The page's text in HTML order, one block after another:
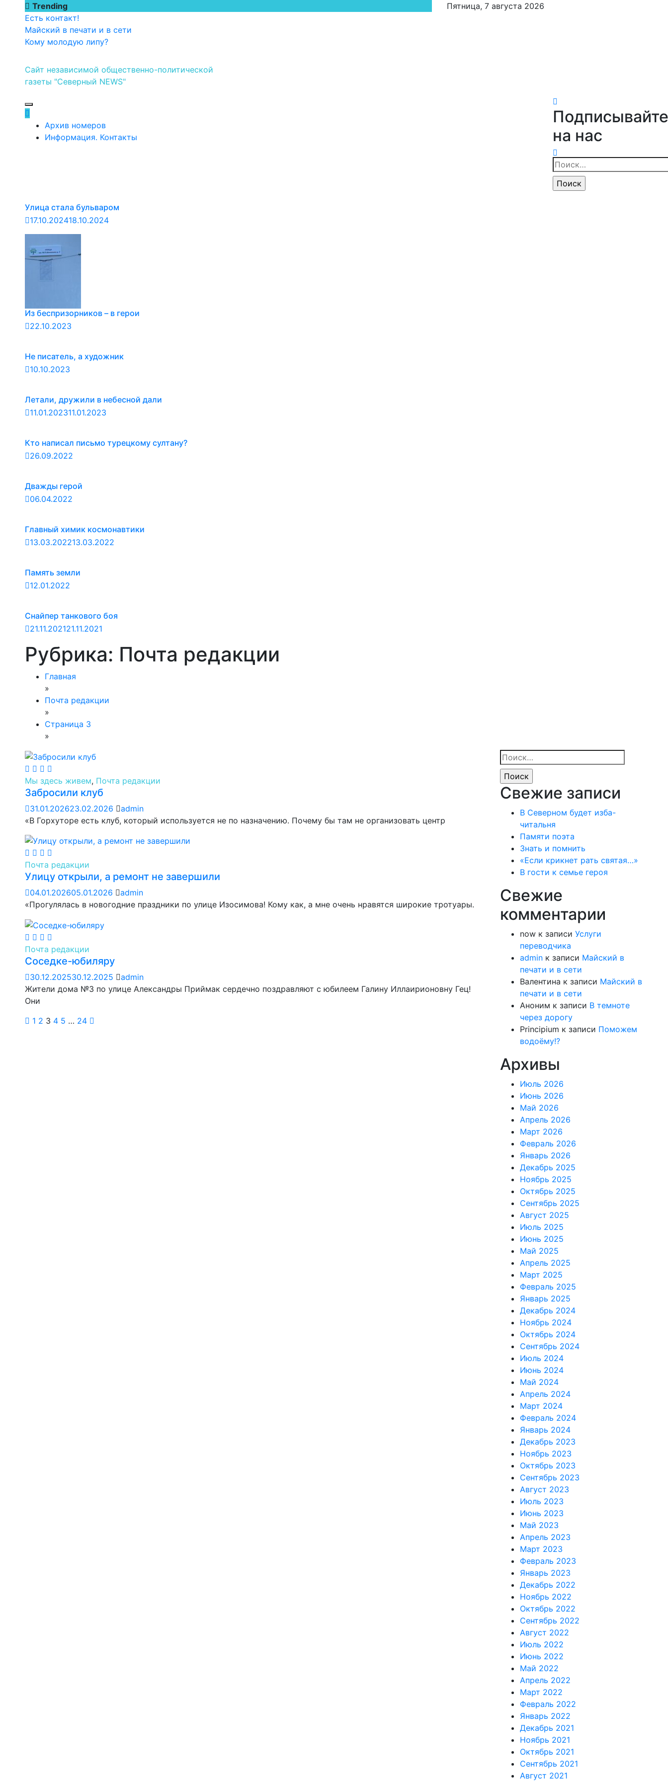
Перейти
содержимому
Trending
Есть контакт!
Майский в печати и в сети
Кому молодую липу?
Пятница, 7 августа 2026
Сайт независимой общественно-политической
газеты "Северный NEWS"
Архив номеров
Информация. Контакты
на нас
Найти:
Улица стала бульваром
17.10.202418.10.2024
Из беспризорников – в герои
22.10.2023
Не писатель, а художник
10.10.2023
Летали, дружили в небесной дали
11.01.202311.01.2023
Кто написал письмо турецкому султану?
26.09.2022
Дважды герой
06.04.2022
Главный химик космонавтики
13.03.202213.03.2022
Память земли
12.01.2022
Снайпер танкового боя
21.11.202121.11.2021
Рубрика: Почта редакции
Главная
»
Почта редакции
»
Страница 3
»
Мы здесь живем, Почта редакции
Забросили клуб
31.01.202623.02.2026
admin
«В Горхуторе есть клуб, который используется не по назначению. Почему бы там не организовать центр
Почта редакции
Улицу открыли, а ремонт не завершили
04.01.202605.01.2026
admin
«Прогулялась в новогодние праздники по улице Изосимова! Кому как, а мне очень нравятся широкие тротуары.
Почта редакции
Соседке-юбиляру
30.12.202530.12.2025
admin
Жители дома №3 по улице Александры Приймак сердечно поздравляют с юбилеем Галину Иллаирионовну Гец!
Они
1 2 3 4 5 … 24
Найти:
Свежие записи
В Северном будет изба-
читальня
Памяти поэта
Знать и помнить
«Если крикнет рать святая…»
В гости к семье героя
Свежие
комментарии
nowк записи Услуги
переводчика
adminк записи Майский в
печати и в сети
Валентина к записи Майский в
печати и в сети
Аноним к записи В темноте
через дорогу
Principium к записи Поможем
водоёму!?
Архивы
Июль 2026
Июнь 2026
Май 2026
Апрель 2026
Март 2026
Февраль 2026
Январь 2026
Декабрь 2025
Ноябрь 2025
Октябрь 2025
Сентябрь 2025
Август 2025
Июль 2025
Июнь 2025
Май 2025
Апрель 2025
Март 2025
Февраль 2025
Январь 2025
Декабрь 2024
Ноябрь 2024
Октябрь 2024
Сентябрь 2024
Июль 2024
Июнь 2024
Май 2024
Апрель 2024
Март 2024
Февраль 2024
Январь 2024
Декабрь 2023
Ноябрь 2023
Октябрь 2023
Сентябрь 2023
Август 2023
Июль 2023
Июнь 2023
Май 2023
Апрель 2023
Март 2023
Февраль 2023
Январь 2023
Декабрь 2022
Ноябрь 2022
Октябрь 2022
Сентябрь 2022
Август 2022
Июль 2022
Июнь 2022
Май 2022
Апрель 2022
Март 2022
Февраль 2022
Январь 2022
Декабрь 2021
Ноябрь 2021
Октябрь 2021
Сентябрь 2021
Август 2021